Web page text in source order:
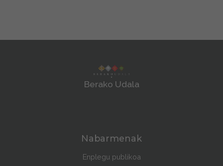
Berako Udala
Nabarmenak
Enplegu publikoa